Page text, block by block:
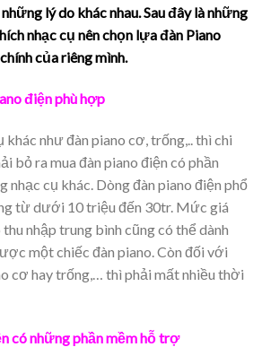
lý do khác nhau. Sau đây là những
nhạc cụ nên chọn lựa đàn Piano
của riêng mình.
điện phù hợp
khác như đàn piano cơ, trống,.. thì chi
bỏ ra mua đàn piano điện có phần
nhạc cụ khác. Dòng đàn piano điện phổ
từ dưới 10 triệu đến 30tr. Mức giá
nhập trung bình cũng có thể dành
một chiếc đàn piano. Còn đối với
cơ hay trống,… thì phải mất nhiều thời
có những phần mềm hỗ trợ